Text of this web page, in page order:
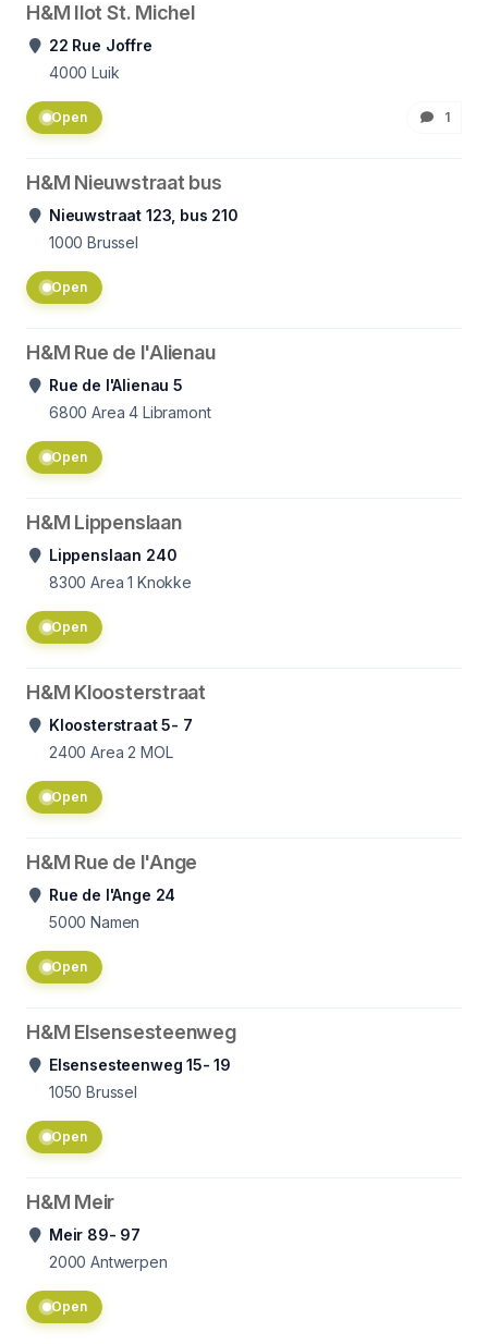
H&M Ilot St. Michel
22 Rue Joffre
4000 Luik
Open 1
H&M Nieuwstraat bus
Nieuwstraat 123, bus 210
1000 Brussel
Open
H&M Rue de l'Alienau
Rue de l'Alienau 5
6800 Area 4 Libramont
Open
H&M Lippenslaan
Lippenslaan 240
8300 Area 1 Knokke
Open
H&M Kloosterstraat
Kloosterstraat 5- 7
2400 Area 2 MOL
Open
H&M Rue de l'Ange
Rue de l'Ange 24
5000 Namen
Open
H&M Elsensesteenweg
Elsensesteenweg 15- 19
1050 Brussel
Open
H&M Meir
Meir 89- 97
2000 Antwerpen
Open